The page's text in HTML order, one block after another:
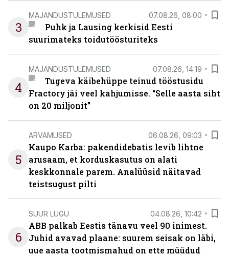
3
MAJANDUSTULEMUSED 07.08.26, 08:00
Puhk ja Lausing kerkisid Eesti
suurimateks toidutöösturiteks
4
MAJANDUSTULEMUSED 07.08.26, 14:19
Tugeva käibehüppe teinud tööstusidu
Fractory jäi veel kahjumisse. “Selle aasta siht
on 20 miljonit”
5
ARVAMUSED 06.08.26, 09:03
Kaupo Karba: pakendidebatis levib lihtne
arusaam, et korduskasutus on alati
keskkonnale parem. Analüüsid näitavad
teistsugust pilti
6
SUUR LUGU 04.08.26, 10:42
ABB palkab Eestis tänavu veel 90 inimest.
Juhid avavad plaane: suurem seisak on läbi,
uue aasta tootmismahud on ette müüdud